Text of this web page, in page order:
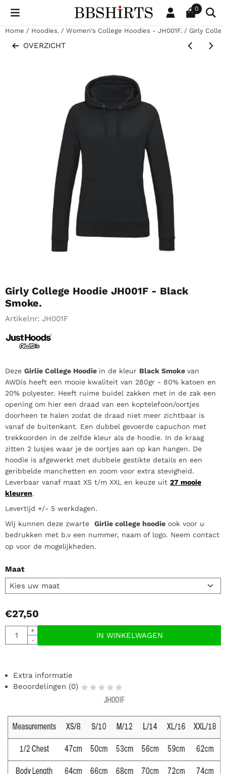
Cookievoorkeuren zijn beschikbaar. Kies instellingen of sta
0
Home / Hoodies. / Women's College Hoodies - JH001F. / Girly
OVERZICHT
Girly College Hoodie JH001F - Black
Smoke.
Artikelnr: JH001F
Deze Girlie College Hoodie in de kleur Black Smoke van
AWDis heeft een mooie kwaliteit van 280gr - 80% katoen en
20% polyester. Heeft ruime buidel zakken met in de zak een
opening om hier een draad van een koptelefoon/oortjes
doorheen te halen zodat de draad niet meer zichtbaar is
vanaf de buitenkant. Een dubbel gevoerde capuchon met
trekkoorden in de zelfde kleur als de hoodie. In de kraag
zitten 2 lusjes waar je de oortjes aan op kan hangen. De
hoodie is afgewerkt met dubbele gestikte details en een
geribbelde manchetten en zoom voor extra stevigheid.
Leverbaar vanaf maat XS t/m XXL en keuze uit 27 mooie
kleuren.
Levertijd +/- 5 werkdagen.
Wij kunnen deze zwarte Girlie college hoodie ook voor u
bedrukken met b.v een nummer, naam of logo. Neem contact
op voor de mogelijkheden.
Maat
€27,50
Aantal
+
-
IN WINKELWAGEN
Extra informatie
Beoordelingen (0)